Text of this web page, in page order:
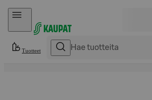
Hyppää sisältöön
Tuotteet